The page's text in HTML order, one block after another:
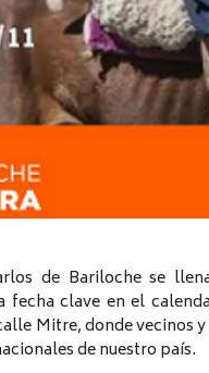
de Bariloche se
clave en el
Mitre, donde vecinos
de nuestro país.